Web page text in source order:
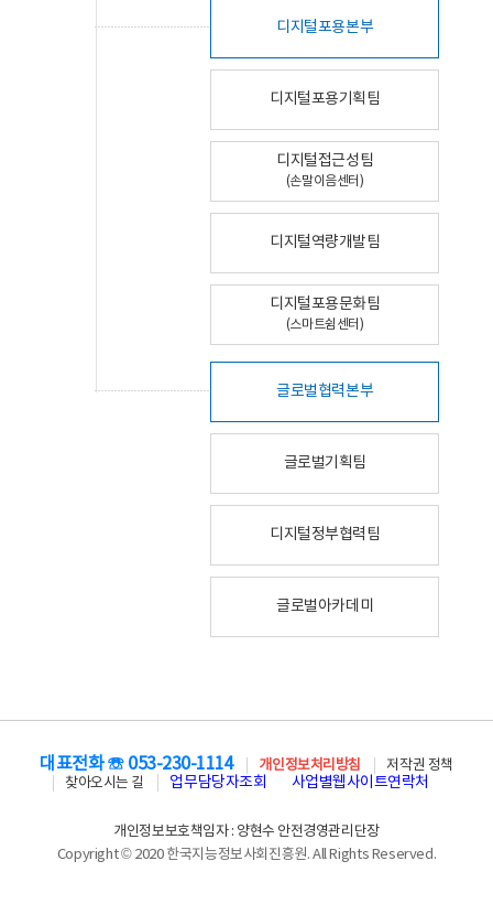
디지털포용본부
디지털포용기획팀
디지털접근성팀
(손말이음센터)
디지털역량개발팀
디지털포용문화팀
(스마트쉼센터)
글로벌협력본부
글로벌기획팀
디지털정부협력팀
글로벌아카데미
대표전화 ☏ 053-230-1114 개인정보처리방침
저작권 정책
찾아오시는 길
업무담당자조회 사업별웹사이트연락처
개인정보보호책임자 : 양현수 안전경영관리단장
Copyright © 2020 한국지능정보사회진흥원. All Rights Reserved.